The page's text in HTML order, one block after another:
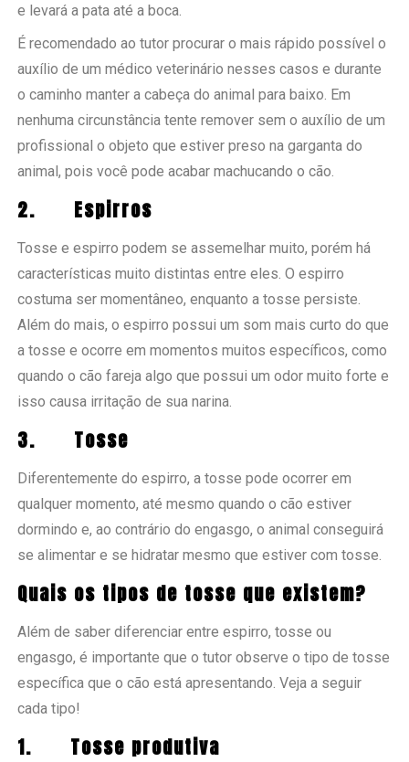
e levará a pata até a boca.
É recomendado ao tutor procurar o mais rápido possível o
auxílio de um médico veterinário nesses casos e durante
o caminho manter a cabeça do animal para baixo. Em
nenhuma circunstância tente remover sem o auxílio de um
profissional o objeto que estiver preso na garganta do
animal, pois você pode acabar machucando o cão.
2. Espirros
Tosse e espirro podem se assemelhar muito, porém há
características muito distintas entre eles. O espirro
costuma ser momentâneo, enquanto a tosse persiste.
Além do mais, o espirro possui um som mais curto do que
a tosse e ocorre em momentos muitos específicos, como
quando o cão fareja algo que possui um odor muito forte e
isso causa irritação de sua narina.
3. Tosse
Diferentemente do espirro, a tosse pode ocorrer em
qualquer momento, até mesmo quando o cão estiver
dormindo e, ao contrário do engasgo, o animal conseguirá
se alimentar e se hidratar mesmo que estiver com tosse.
Quais os tipos de tosse que existem?
Além de saber diferenciar entre espirro, tosse ou
engasgo, é importante que o tutor observe o tipo de tosse
específica que o cão está apresentando. Veja a seguir
cada tipo!
1. Tosse produtiva